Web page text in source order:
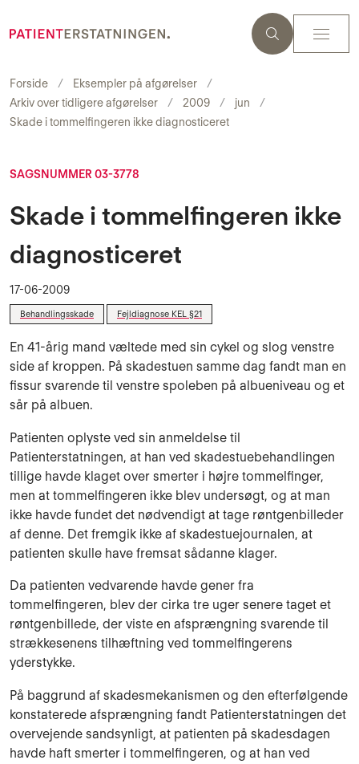
Forside
Eksempler på afgørelser
Arkiv over tidligere afgørelser
2009
jun
Skade i tommelfingeren ikke diagnosticeret
SAGSNUMMER 03-3778
Skade i tommelfingeren ikke
diagnosticeret
17-06-2009
Behandlingsskade Fejldiagnose KEL §21
En 41-årig mand væltede med sin cykel og slog venstre
side af kroppen. På skadestuen samme dag fandt man en
fissur svarende til venstre spoleben på albueniveau og et
sår på albuen.
Patienten oplyste ved sin anmeldelse til
Patienterstatningen, at han ved skadestuebehandlingen
tillige havde klaget over smerter i højre tommelfinger,
men at tommelfingeren ikke blev undersøgt, og at man
ikke havde fundet det nødvendigt at tage røntgenbilleder
af denne. Det fremgik ikke af skadestuejournalen, at
patienten skulle have fremsat sådanne klager.
Da patienten vedvarende havde gener fra
tommelfingeren, blev der cirka tre uger senere taget et
røntgenbillede, der viste en afsprængning svarende til
strækkesenens tilhæftning ved tommelfingerens
yderstykke.
På baggrund af skadesmekanismen og den efterfølgende
konstaterede afsprængning fandt Patienterstatningen det
overvejende sandsynligt, at patienten på skadesdagen
havde haft smerter i tommelfingeren, og at han ved